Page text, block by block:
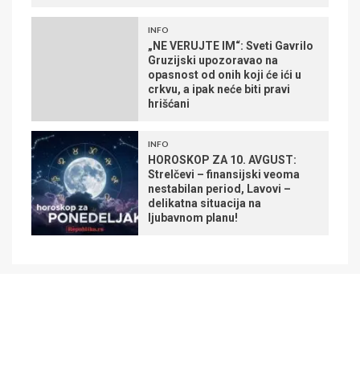
INFO
„NE VERUJTE IM“: Sveti Gavrilo
Gruzijski upozoravao na
opasnost od onih koji će ići u
crkvu, a ipak neće biti pravi
hrišćani
INFO
HOROSKOP ZA 10. AVGUST:
Strelčevi – finansijski veoma
nestabilan period, Lavovi –
delikatna situacija na
ljubavnom planu!